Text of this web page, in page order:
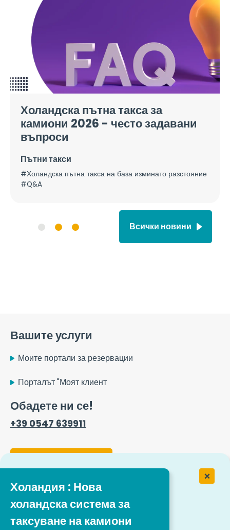
Холандия : Нова
холандска система за
таксуване на камиони
Всички новини
Холандска пътна такса за
камиони 2026 - често задавани
въпроси
Пътни такси
#Холандска пътна такса на база изминато разстояние
#Q&A
Вашите услуги
Моите портали за резервации
Порталът "Моят клиент
Обадете ни се!
+39 0547 639911
Работа в Easytrip Transport
Services